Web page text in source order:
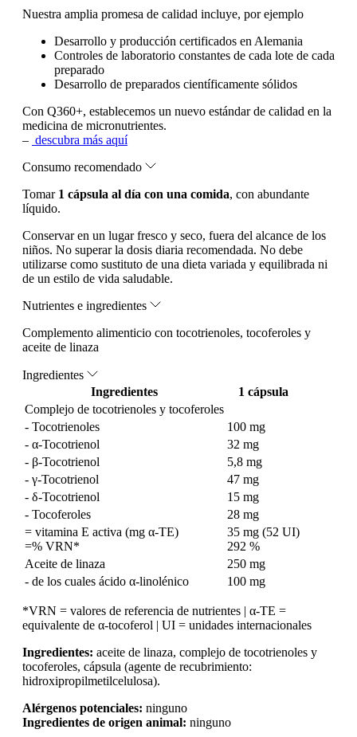
Nuestra amplia promesa de calidad incluye, por ejemplo
Desarrollo y producción certificados en Alemania
Controles de laboratorio constantes de cada lote de cada
preparado
Desarrollo de preparados científicamente sólidos
Con Q360+, establecemos un nuevo estándar de calidad en la
medicina de micronutrientes.
– descubra más aquí
Consumo recomendado
Tomar 1 cápsula al día con una comida, con abundante
líquido.
Conservar en un lugar fresco y seco, fuera del alcance de los
niños. No superar la dosis diaria recomendada. No debe
utilizarse como sustituto de una dieta variada y equilibrada ni
de un estilo de vida saludable.
Nutrientes e ingredientes
Complemento alimenticio con tocotrienoles, tocoferoles y
aceite de linaza
Ingredientes
Ingredientes
1 cápsula
Complejo de tocotrienoles y tocoferoles
- Tocotrienoles
100 mg
- α-Tocotrienol
32 mg
- β-Tocotrienol
5,8 mg
- γ-Tocotrienol
47 mg
- δ-Tocotrienol
15 mg
- Tocoferoles
28 mg
= vitamina E activa (mg α-TE)
=% VRN*
35 mg (52 UI)
292 %
Aceite de linaza
250 mg
- de los cuales ácido α-linolénico
100 mg
*VRN = valores de referencia de nutrientes | α-TE =
equivalente de α-tocoferol | UI = unidades internacionales
Ingredientes: aceite de linaza, complejo de tocotrienoles y
tocoferoles, cápsula (agente de recubrimiento:
hidroxipropilmetilcelulosa).
Alérgenos potenciales: ninguno
Ingredientes de origen animal: ninguno